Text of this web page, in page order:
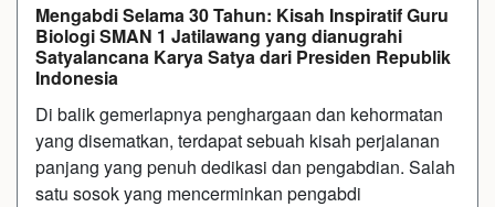
Mengabdi Selama 30 Tahun: Kisah Inspiratif Guru
Biologi SMAN 1 Jatilawang yang dianugrahi
Satyalancana Karya Satya dari Presiden Republik
Indonesia
Di balik gemerlapnya penghargaan dan kehormatan
yang disematkan, terdapat sebuah kisah perjalanan
panjang yang penuh dedikasi dan pengabdian. Salah
satu sosok yang mencerminkan pengabdi